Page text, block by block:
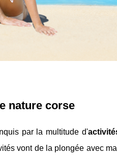
nature corse
par la multitude d'
vont de la plongée avec